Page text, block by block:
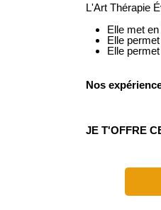
L'Art Thérapie
Elle met
Elle
Elle
Nos
JE T'OFFRE